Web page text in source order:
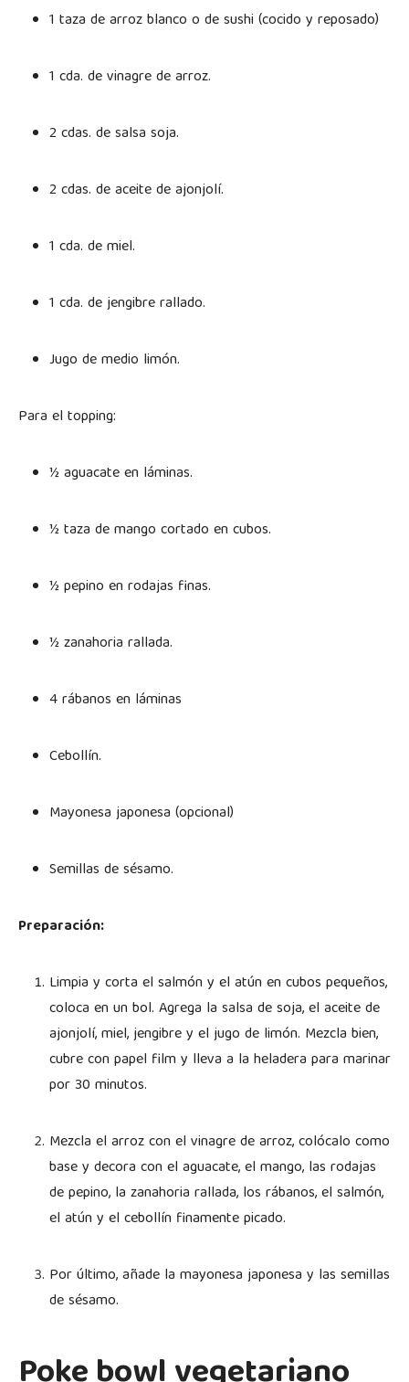
1 taza de arroz blanco o de sushi (cocido y reposado)
1 cda. de vinagre de arroz.
2 cdas. de salsa soja.
2 cdas. de aceite de ajonjolí.
1 cda. de miel.
1 cda. de jengibre rallado.
Jugo de medio limón.
Para el topping:
½ aguacate en láminas.
½ taza de mango cortado en cubos.
½ pepino en rodajas finas.
½ zanahoria rallada.
4 rábanos en láminas
Cebollín.
Mayonesa japonesa (opcional)
Semillas de sésamo.
Preparación:
Limpia y corta el salmón y el atún en cubos pequeños,
coloca en un bol. Agrega la salsa de soja, el aceite de
ajonjolí, miel, jengibre y el jugo de limón. Mezcla bien,
cubre con papel film y lleva a la heladera para marinar
por 30 minutos.
Mezcla el arroz con el vinagre de arroz, colócalo como
base y decora con el aguacate, el mango, las rodajas
de pepino, la zanahoria rallada, los rábanos, el salmón,
el atún y el cebollín finamente picado.
Por último, añade la mayonesa japonesa y las semillas
de sésamo.